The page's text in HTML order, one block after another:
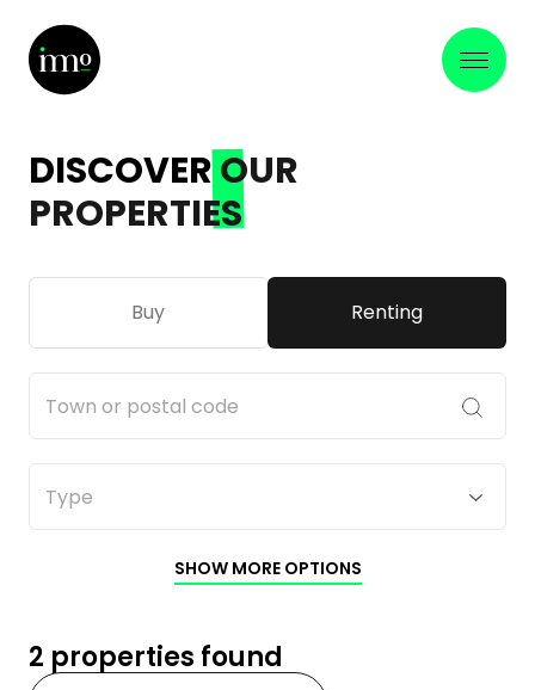
DISCOVEROUR
PROPERTIES
Buy Renting
SHOW MORE OPTIONS
2 properties found